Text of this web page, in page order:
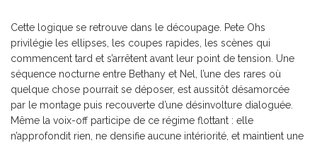
Cette logique se retrouve dans le découpage. Pete Ohs
privilégie les ellipses, les coupes rapides, les scènes qui
commencent tard et s’arrêtent avant leur point de tension. Une
séquence nocturne entre Bethany et Nel, l’une des rares où
quelque chose pourrait se déposer, est aussitôt désamorcée
par le montage puis recouverte d’une désinvolture dialoguée.
Même la voix-off participe de ce régime flottant : elle
n’approfondit rien, ne densifie aucune intériorité, et maintient une